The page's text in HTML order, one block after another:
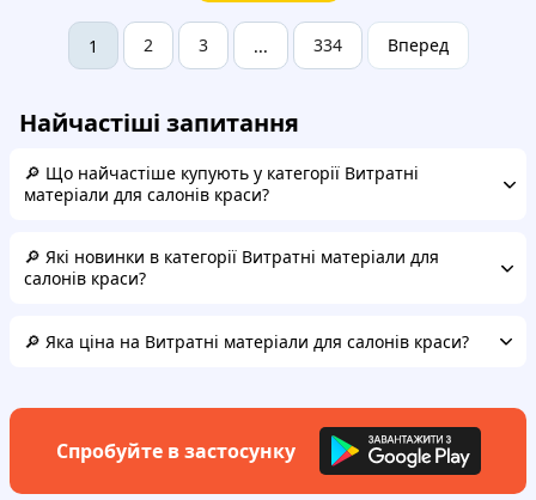
1 2 3 ... 334 Вперед
Найчастіші запитання
🔎 Що найчастіше купують у категорії Витратні
матеріали для салонів краси?
🔎 Які новинки в категорії Витратні матеріали для
салонів краси?
🔎 Яка ціна на Витратні матеріали для салонів краси?
Спробуйте в застосунку